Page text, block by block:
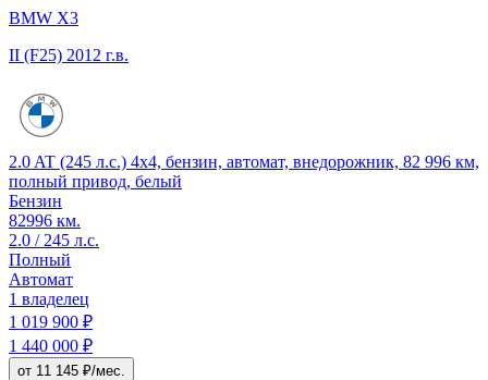
BMW X3
II (F25) 2012 г.в.
2.0 AT (245 л.с.) 4x4, бензин, автомат, внедорожник, 82 996 км,
полный привод, белый
Бензин
82996 км.
2.0 / 245 л.с.
Полный
Автомат
1 владелец
1 019 900 ₽
1 440 000 ₽
от 11 145 ₽/мес.